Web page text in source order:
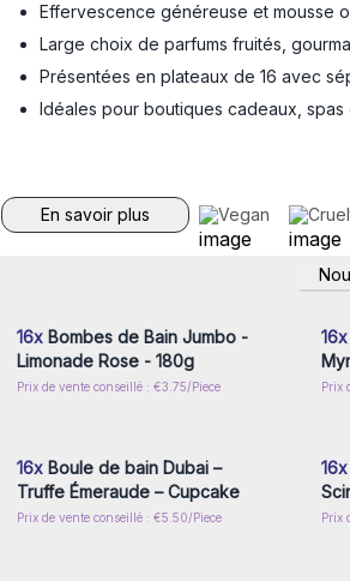
Effervescence généreuse et mousse
Large choix de parfums fruités,
Présentées en plateaux de 16 avec
Idéales pour boutiques cadeaux, spas
En savoir plus Vegan
16x Bombes de Bain Jumbo -
Limonade Rose - 180g
Prix de vente conseillé : €3.75/Piece
16x
Prix
Connectez-vous ou inscrivez-
16x Boule de bain Dubai –
Truffe Émeraude – Cupcake
Prix de vente conseillé : €5.50/Piece
16x
Prix
Connectez-vous ou inscrivez-